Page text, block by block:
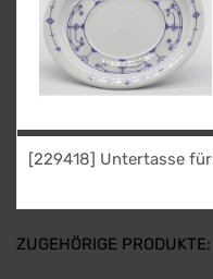
[229418] Untertasse für
Blau-OL)
ZUGEHÖRIGE PRODUKTE: